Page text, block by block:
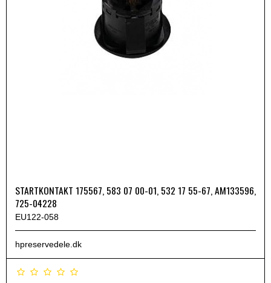
STARTKONTAKT 175567, 583 07 00-01, 532 17 55-67, AM133596,
725-04228
EU122-058
hpreservedele.dk